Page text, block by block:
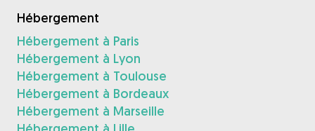
Hébergement
Hébergement à Paris
Hébergement à Lyon
Hébergement à Toulouse
Hébergement à Bordeaux
Hébergement à Marseille